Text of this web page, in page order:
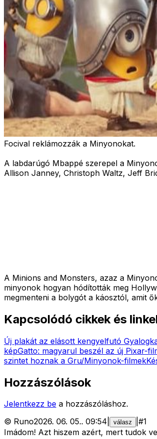
Focival reklámozzák a Minyonokat.
A labdarúgó Mbappé szerepel a
Allison Janney, Christoph Waltz, Jeff
A Minions and Monsters, azaz a
minyonok hogyan hódították meg
megmenteni a bolygót a káosztól, amit
Kapcsolódó cikkek és
Új plakát az elásott kengyelfutó
képGatto: magyarul beszél az új Pixar-
szintet hoznak a Gru/Minyonok-filmek
Hozzászólások
Jelentkezz be a hozzászóláshoz.
© Runo2026. 06. 05.. 09:54 válasz #1
Imádom! Azt hiszem azért, mert tudok